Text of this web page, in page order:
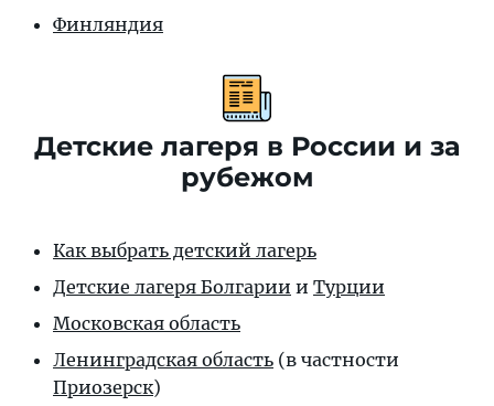
Финляндия
Детские лагеря в России и за
рубежом
Как выбрать детский лагерь
Детские лагеря Болгарии и Турции
Московская область
Ленинградская область (в частности
Приозерск)